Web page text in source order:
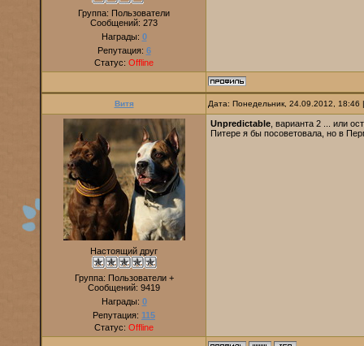
Группа: Пользователи
Сообщений: 273
Награды: 0
Репутация: 6
Статус: Offline
Витя Дата: Понедельник, 24.09.2012,
Настоящий друг
Группа: Пользователи +
Сообщений: 9419
Награды: 0
Репутация: 115
Статус: Offline
Unpredictable , варианта 2 ... или
Питере я бы посоветовала, но в